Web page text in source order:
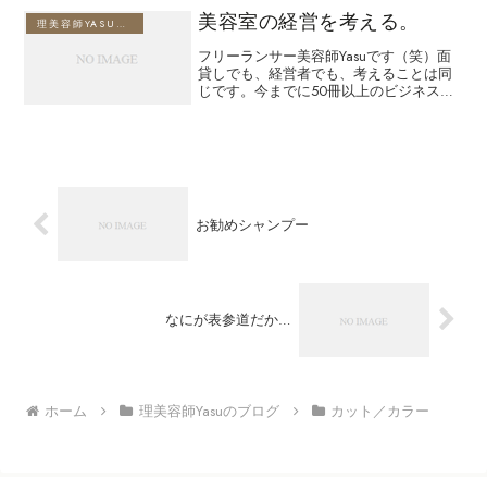
は「なぜ私がメテオ縮毛矯正を選...
理美容師YASUのブログ 美容室の経営を考える。
フリーランサー美容師Yasuです（笑）面
貸しでも、経営者でも、考えることは同
じです。今までに50冊以上のビジネス書
お勧めシャンプー
なにが表参道だか…
ホーム 理美容師Yasuのブログ カット／カラー